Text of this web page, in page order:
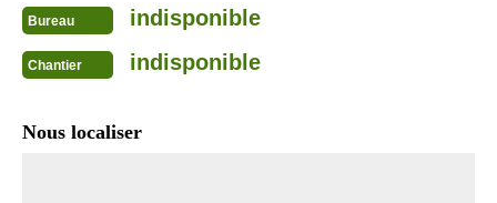
Bureau indisponible
Chantier indisponible
Nous localiser